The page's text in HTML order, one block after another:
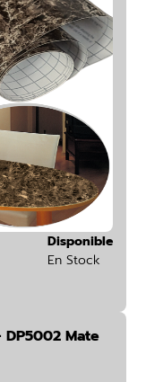
Disponible
En Stock
Mate